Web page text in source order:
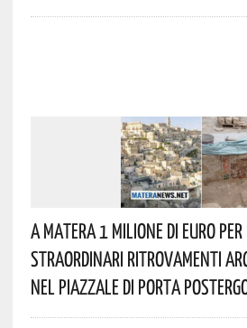
A Matera 1 Milione Di Euro
Straordinari Ritrovamenti
Nel Piazzale Di Porta